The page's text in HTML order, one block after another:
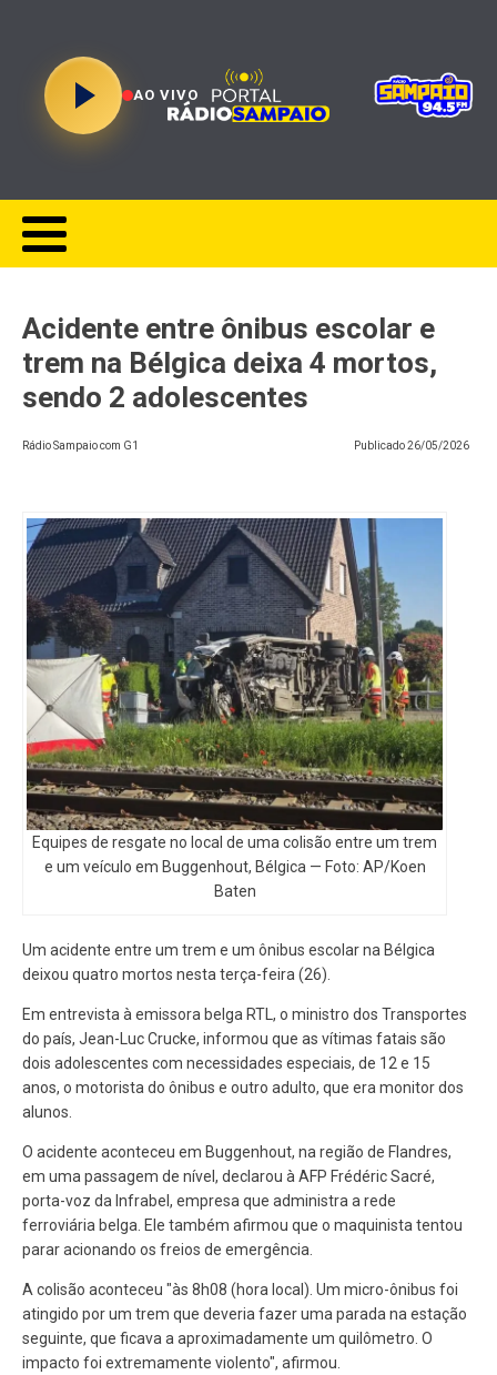
AO VIVO
Acidente entre ônibus escolar e
trem na Bélgica deixa 4 mortos,
sendo 2 adolescentes
Rádio Sampaio com G1 Publicado26/05/2026
Equipes de resgate no local de uma colisão entre um trem
e um veículo em Buggenhout, Bélgica — Foto: AP/Koen
Baten
Um acidente entre um trem e um ônibus escolar na Bélgica
deixou quatro mortos nesta terça-feira (26).
Em entrevista à emissora belga RTL, o ministro dos Transportes
do país, Jean-Luc Crucke, informou que as vítimas fatais são
dois adolescentes com necessidades especiais, de 12 e 15
anos, o motorista do ônibus e outro adulto, que era monitor dos
alunos.
O acidente aconteceu em Buggenhout, na região de Flandres,
em uma passagem de nível, declarou à AFP Frédéric Sacré,
porta-voz da Infrabel, empresa que administra a rede
ferroviária belga. Ele também afirmou que o maquinista tentou
parar acionando os freios de emergência.
A colisão aconteceu "às 8h08 (hora local). Um micro-ônibus foi
atingido por um trem que deveria fazer uma parada na estação
seguinte, que ficava a aproximadamente um quilômetro. O
impacto foi extremamente violento", afirmou.